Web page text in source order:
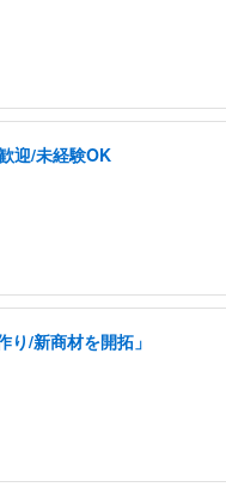
迎/未経験OK
/新商材を開拓」